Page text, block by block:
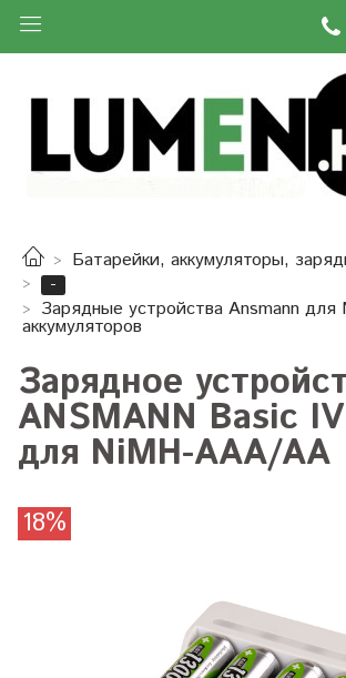
Батарейки, аккумуляторы,
-
Зарядные устройства Ansmann для
аккумуляторов
Зарядное
ANSMANN Basic
для NiMH-AAA/AA
18%